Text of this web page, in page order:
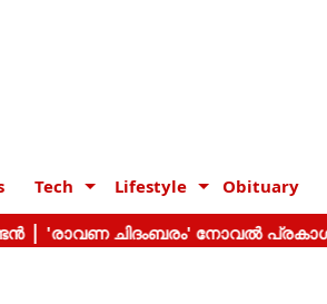
Tech Lifestyle Obituary